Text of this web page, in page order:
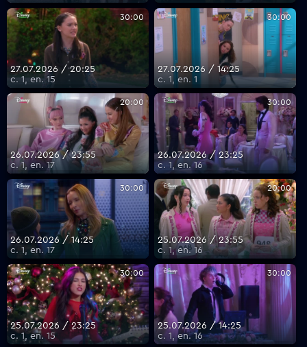
30:00
27.07.2026 / 20:25
с. 1, еп. 15
30:00
27.07.2026 / 14:25
с. 1, еп. 1
20:00
26.07.2026 / 23:55
с. 1, еп. 17
30:00
26.07.2026 / 23:25
с. 1, еп. 16
30:00
26.07.2026 / 14:25
с. 1, еп. 17
20:00
25.07.2026 / 23:55
с. 1, еп. 16
30:00
25.07.2026 / 23:25
с. 1, еп. 15
30:00
25.07.2026 / 14:25
с. 1, еп. 16